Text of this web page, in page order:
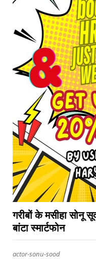
गरीबों के मसीहा सोनू
बांटा स्मार्टफोन
actor-sonu-sood